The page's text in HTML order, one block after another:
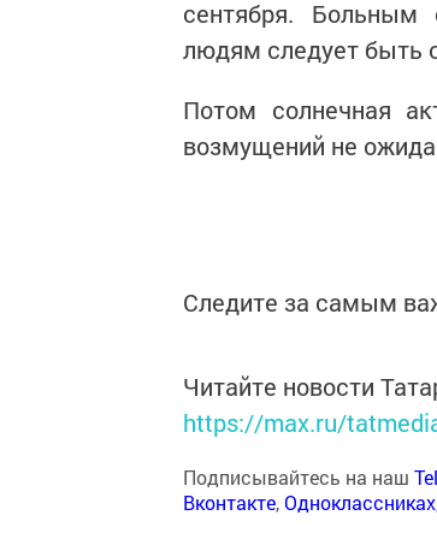
сентября. Больным
людям следует быть
Потом солнечная
возмущений не
Следите за самым
Читайте новости
https://max.ru/
Подписывайтесь на наш
Вконтакте,Одноклассниках